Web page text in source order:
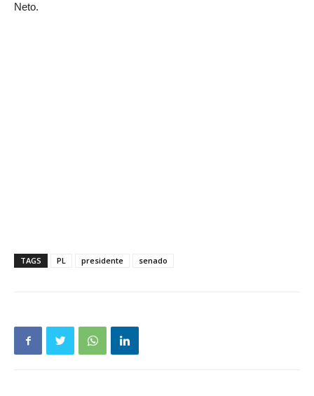
Neto.
TAGS PL presidente senado